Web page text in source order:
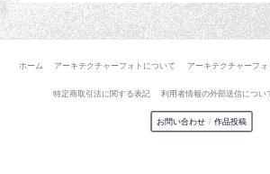
ホーム アーキテクチャーフォトについて アーキテクチャーフ
特定商取引法に関する表記 利用者情報の外部送信につい
お問い合わせ / 作品投稿